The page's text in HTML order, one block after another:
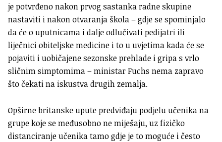
je potvrđeno nakon prvog sastanka radne skupine
nastaviti i nakon otvaranja škola – gdje se spominjalo
da će o uputnicama i dalje odlučivati pedijatri ili
liječnici obiteljske medicine i to u uvjetima kada će se
pojaviti i uobičajene sezonske prehlade i gripa s vrlo
sličnim simptomima – ministar Fuchs nema zapravo
što čekati na iskustva drugih zemalja.
Opširne britanske upute predviđaju podjelu učenika na
grupe koje se međusobno ne miješaju, uz fizičko
distanciranje učenika tamo gdje je to moguće i često